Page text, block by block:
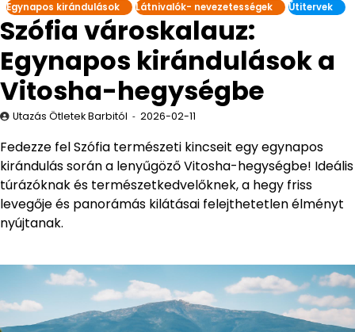
Egynapos kirándulások Látnivalók- nevezetességek Útitervek
Szófia városkalauz:
Egynapos kirándulások a
Vitosha-hegységbe
Utazás Ötletek Barbitól 2026-02-11
Fedezze fel Szófia természeti kincseit egy egynapos
kirándulás során a lenyűgöző Vitosha-hegységbe! Ideális
túrázóknak és természetkedvelőknek, a hegy friss
levegője és panorámás kilátásai felejthetetlen élményt
nyújtanak.